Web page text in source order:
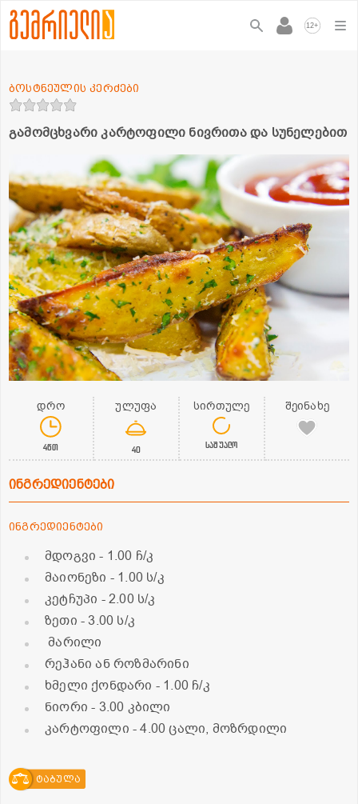
12+
გამომცხვარი კარტოფილი ნივრითა და სუნელებით
ბოსტნეულის კერძები
დრო
4წთ
ულუფა
40
სირთულე
საშუალო
შეინახე
ინგრედიენტები
ინგრედიენტები
მდოგვი- 1.00 ჩ/კ
მაიონეზი - 1.00 ს/კ
კეტჩუპი - 2.00 ს/კ
ზეთი - 3.00 ს/კ
მარილი
რეჰანი ან როზმარინი
ხმელი ქონდარი - 1.00 ჩ/კ
ნიორი- 3.00 კბილი
კარტოფილი - 4.00 ცალი, მოზრდილი
ტაბულა